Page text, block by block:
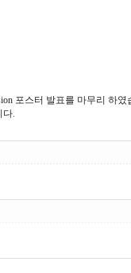
포스터 발표를 마무리 하였
다.